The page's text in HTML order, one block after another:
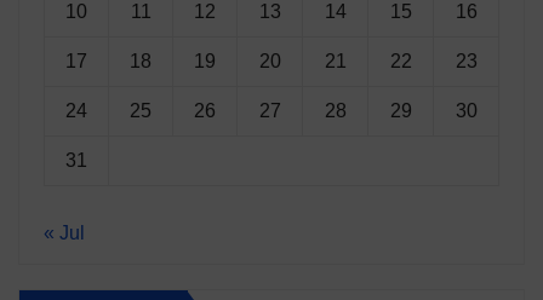
10 11 12 13 14 15 16
17 18 19 20 21 22 23
24 25 26 27 28 29 30
31
« Jul